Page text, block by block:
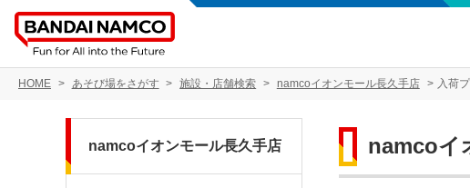
HOME あそび場をさがす 施設・店舗検索 namcoイオンモール長久手店 入荷
namcoイ
namcoイオンモール長久手店